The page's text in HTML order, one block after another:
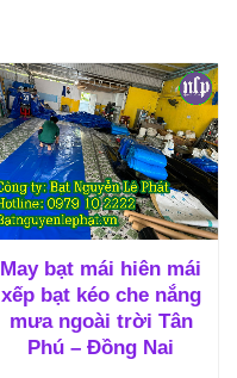
May bạt mái hiên mái
xếp bạt kéo che nắng
mưa ngoài trời Tân
Phú – Đồng Nai